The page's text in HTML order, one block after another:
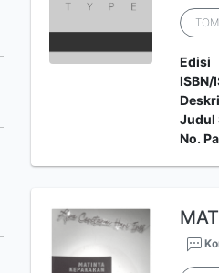
Edisi
ISBN/
Judul
No.